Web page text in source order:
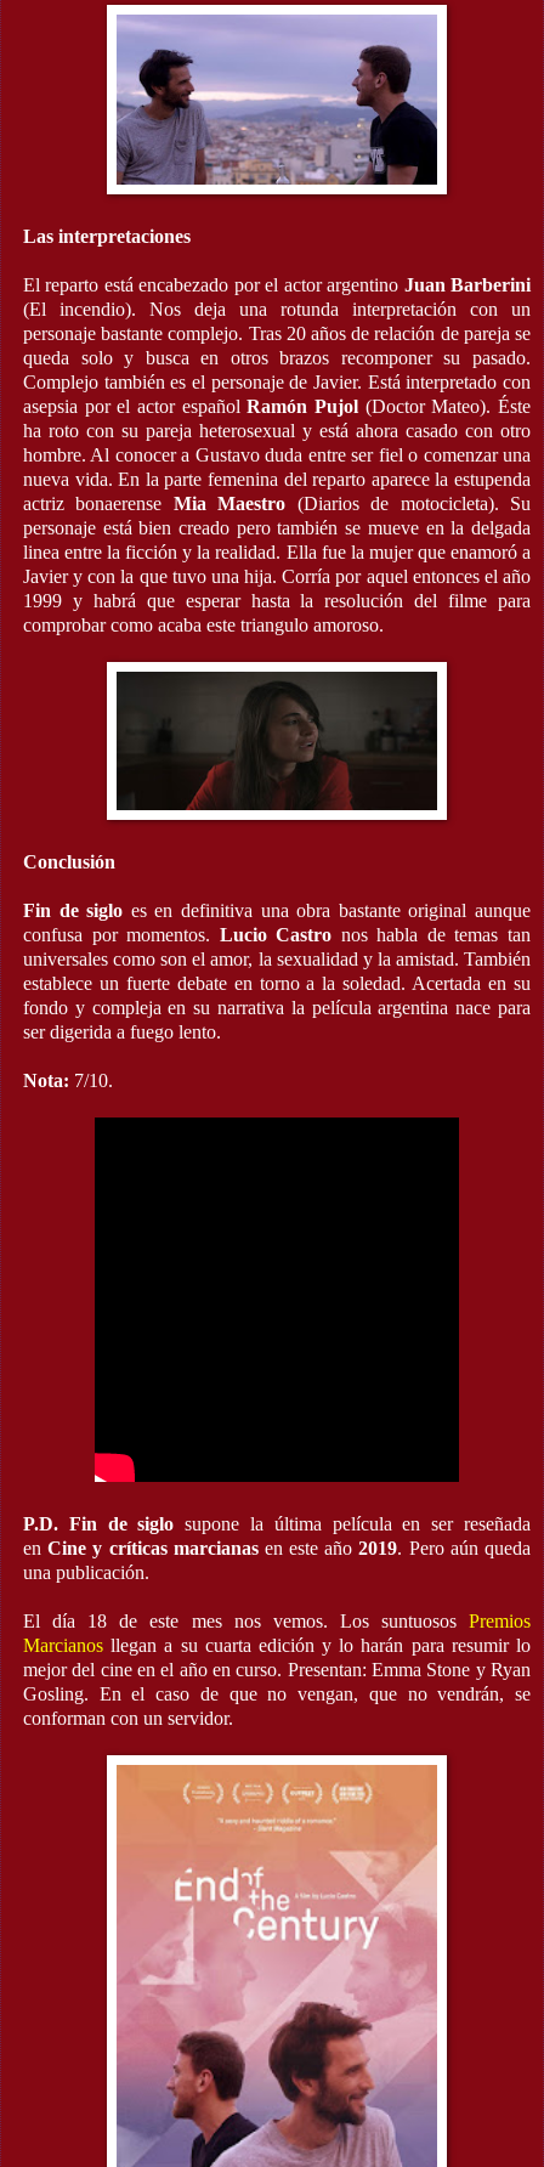
Las interpretaciones
El reparto está encabezado por el actor argentino Juan Barberini
(El incendio). Nos deja una rotunda interpretación con un
personaje bastante complejo. Tras 20 años de relación de pareja se
queda solo y busca en otros brazos recomponer su pasado.
Complejo también es el personaje de Javier. Está interpretado con
asepsia por el actor españolRamón Pujol (Doctor Mateo). Éste
ha roto con su pareja heterosexual y está ahora casado con otro
hombre. Al conocer a Gustavo duda entre ser fiel o comenzar una
nueva vida. En la parte femenina del reparto aparece la estupenda
actriz bonaerense Mia Maestro (Diarios de motocicleta). Su
personaje está bien creado pero también se mueve en la delgada
linea entre la ficción y la realidad. Ella fue la mujer que enamoró a
Javier y con la que tuvo una hija. Corría por aquel entonces el año
1999 y habrá que esperar hasta la resolución del filme para
comprobar como acaba este triangulo amoroso.
Conclusión
Fin de siglo es en definitiva una obra bastante original aunque
confusa por momentos. Lucio Castro nos habla de temas tan
universales como son el amor, la sexualidad y la amistad. También
establece un fuerte debate en torno a la soledad. Acertada en su
fondo y compleja en su narrativa la película argentina nace para
ser digerida a fuego lento.
Nota: 7/10.
P.D. Fin de siglo supone la última película en ser reseñada
enCine y críticas marcianasen este año2019. Pero aún queda
una publicación.
El día 18 de este mes nos vemos. Los suntuosos Premios
Marcianos llegan a su cuarta edición y lo harán para resumir lo
mejor del cine en el año en curso. Presentan: Emma Stone y Ryan
Gosling. En el caso de que no vengan, que no vendrán, se
conforman con un servidor.